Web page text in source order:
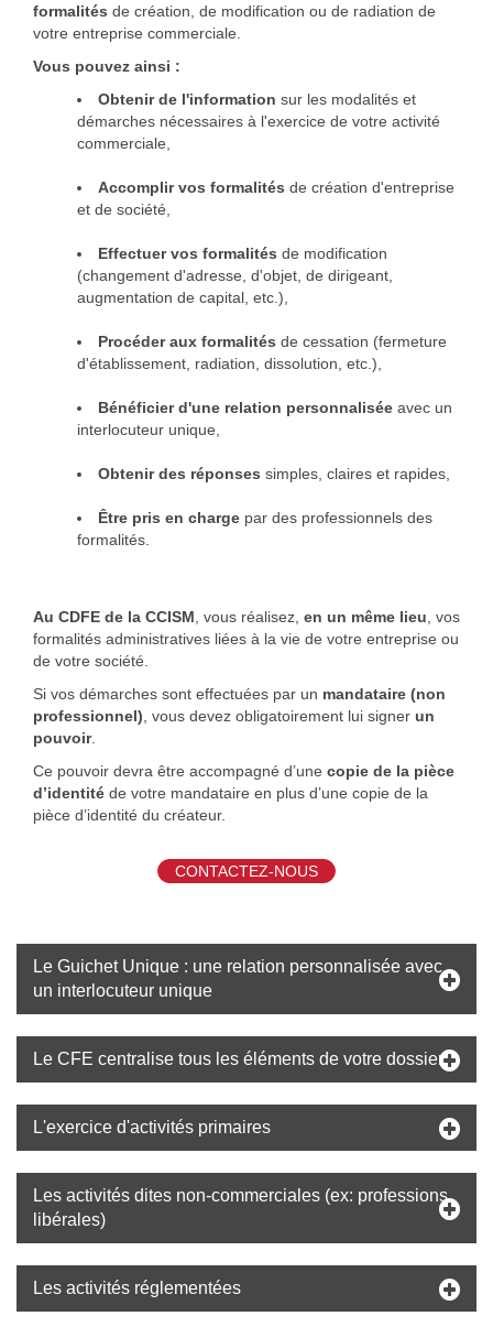
formalités de création, de modification ou de radiation de
votre entreprise commerciale.
Vous pouvez ainsi :
Obtenir de l'information sur les modalités et
démarches nécessaires à l'exercice de votre activité
commerciale,
Accomplir vos formalités de création d'entreprise
et de société,
Effectuer vos formalités de modification
(changement d'adresse, d'objet, de dirigeant,
augmentation de capital, etc.),
Procéder aux formalités de cessation (fermeture
d'établissement, radiation, dissolution, etc.),
Bénéficier d'une relation personnalisée avec un
interlocuteur unique,
Obtenir des réponses simples, claires et rapides,
Être pris en charge par des professionnels des
formalités.
Au CDFE de la CCISM , vous réalisez, en un même lieu , vos
formalités administratives liées à la vie de votre entreprise ou
de votre société.
Si vos démarches sont effectuées par un mandataire (non
professionnel) , vous devez obligatoirement lui signer un
pouvoir.
Ce pouvoir devra être accompagné d’une copie de la pièce
d’identité de votre mandataire en plus d’une copie de la
pièce d’identité du créateur.
CONTACTEZ-NOUS
Le Guichet Unique : une relation personnalisée avec
un interlocuteur unique
Le CFE centralise tous les éléments de votre dossier
L'exercice d'activités primaires
Les activités dites non-commerciales (ex: professions
libérales)
Les activités réglementées